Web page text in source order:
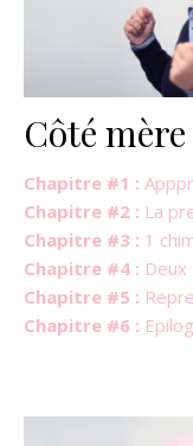
Côté mère
Chapitre #1 :
Chapitre #2 : La
Chapitre #3 : 1
Chapitre #4 :
Chapitre #5 :
Chapitre #6 :